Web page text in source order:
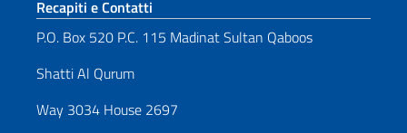
Recapiti e Contatti
P.O. Box 520 P.C. 115 Madinat Sultan Qaboos
Shatti Al Qurum
Way 3034 House 2697